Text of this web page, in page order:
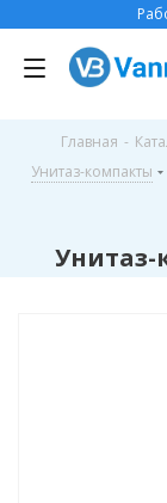
Главная -
Унитаз-компакты
Унитаз-